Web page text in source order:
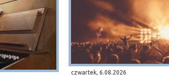
czwartek, 6.08.2026